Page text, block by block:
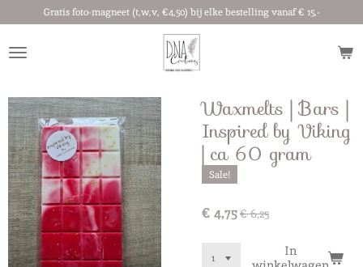
de
Gratis foto-magneet (t,w,v, €4,50) bij elke bestelling vanaf € 15,-
Waxmelts | Bars |
Inspired by Viking
| ca 60 gram
Sale!
€ 4,75€ 6,25
In